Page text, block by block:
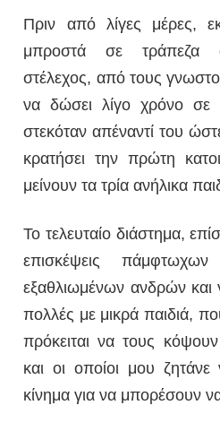
Πριν από λίγες μέρες,
μπροστά σε τράπεζα
στέλεχος, από τους
να δώσει λίγο χρόνο σε
στεκόταν απέναντί του
κρατήσει την πρώτη
μείνουν τα τρία ανήλικα
Το τελευταίο διάστημα,
επισκέψεις
εξαθλιωμένων ανδρών και
πολλές με μικρά παιδιά,
πρόκειται να τους
και οι οποίοι μου
κίνημα για να μπορέσουν